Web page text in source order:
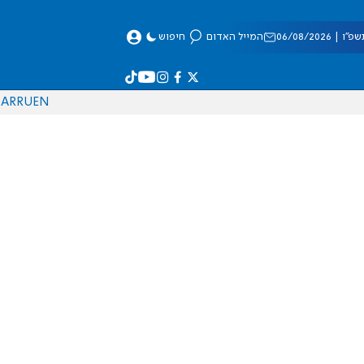
08/2026 המייל האדום חיפוש
EN
RU
AR